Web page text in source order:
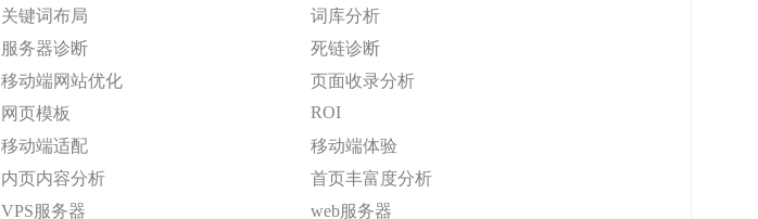
关键词布局
词库分析
服务器诊断
死链诊断
移动端网站优化
页面收录分析
网页模板
ROI
移动端适配
移动端体验
内页内容分析
首页丰富度分析
VPS服务器
web服务器